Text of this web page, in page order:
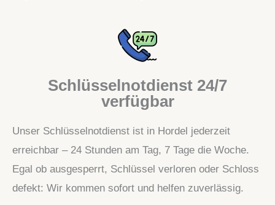
Schlüsselnotdienst 24/7
verfügbar
Unser Schlüsselnotdienst ist in Hordel jederzeit
erreichbar – 24 Stunden am Tag, 7 Tage die Woche.
Egal ob ausgesperrt, Schlüssel verloren oder Schloss
defekt: Wir kommen sofort und helfen zuverlässig.